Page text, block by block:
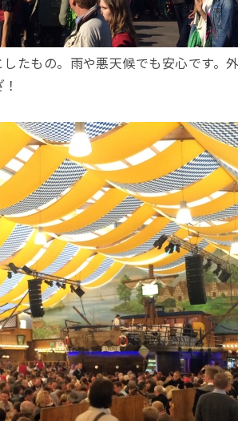
たもの。雨や悪天候でも安心です。